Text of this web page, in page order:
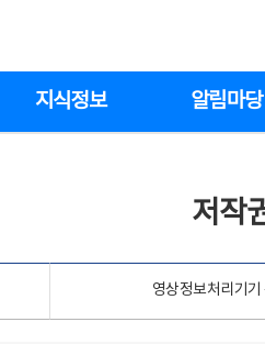
지식정보 알림마당
저작
영상정보처리기기